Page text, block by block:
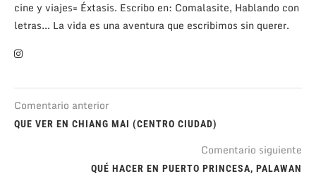
cine y viajes= Éxtasis. Escribo en: Comalasite, Hablando con
letras... La vida es una aventura que escribimos sin querer.
Comentario anterior
QUE VER EN CHIANG MAI (CENTRO CIUDAD)
Comentario siguiente
QUÉ HACER EN PUERTO PRINCESA, PALAWAN